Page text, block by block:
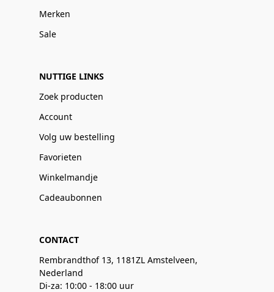
Merken
Sale
NUTTIGE LINKS
Zoek producten
Account
Volg uw bestelling
Favorieten
Winkelmandje
Cadeaubonnen
CONTACT
Rembrandthof 13, 1181ZL Amstelveen,
Nederland
Di-za: 10:00 - 18:00 uur